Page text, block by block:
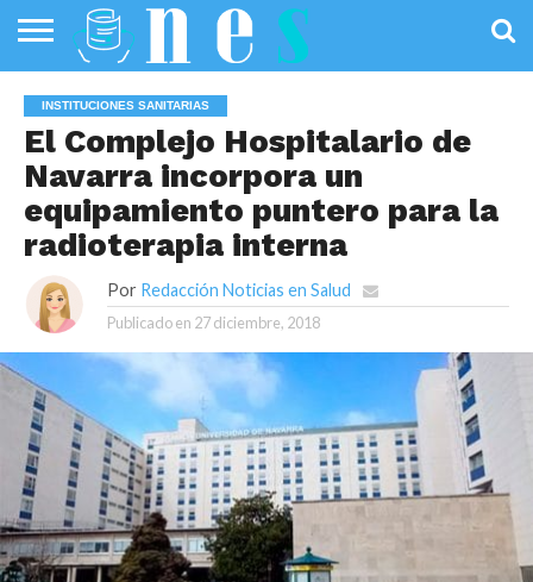
PÚBLICA
SANIDAD
INVESTIGACIÓN
ENTREVISTAS
PROFESIONALES
DE LA SALUD
INFOGRAFÍAS
DE SALUD
OPINIÓN
INSTITUCIONES SANITARIAS
El Complejo Hospitalario de
Navarra incorpora un
equipamiento puntero para la
radioterapia interna
Por Redacción Noticias en Salud
Publicado en 27 diciembre, 2018